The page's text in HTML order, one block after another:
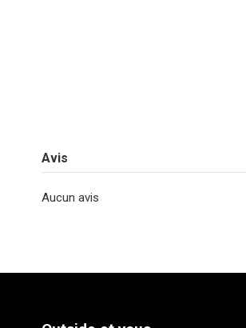
Avis
Aucun avis